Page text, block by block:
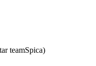
teamSpica)